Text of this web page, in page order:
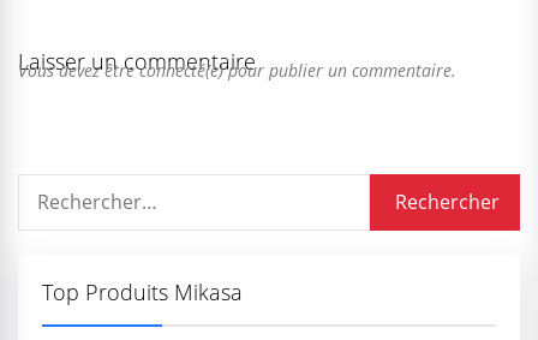
Laisser un commentaire
Vous devez être connecté(e) pour publier un commentaire.
Rechercher :
Top Produits Mikasa